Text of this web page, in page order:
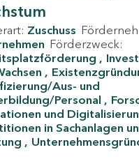
Zuschuss
Förderzweck:
Aus- und
Personal
und
in Sachanlagen